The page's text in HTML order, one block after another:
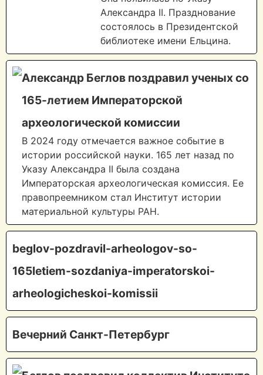
Александра II. Празднование
состоялось в Президентской
библиотеке имени Ельцина.
Александр Беглов поздравил ученых со
165-летием Императорской
археологической комиссии
В 2024 году отмечается важное событие в
истории российской науки. 165 лет назад по
Указу Александра II была создана
Императорская археологическая комиссия. Ее
правопреемником стал Институт истории
материальной культуры РАН.
beglov-pozdravil-arheologov-so-
165letiem-sozdaniya-imperatorskoi-
arheologicheskoi-komissii
Вечерний Санкт-Петербург